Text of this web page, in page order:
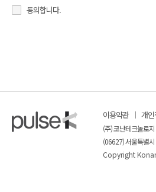
동의합니다.
이용약관 개
(주) 코난테크놀로
(06627) 서울특별
Copyright